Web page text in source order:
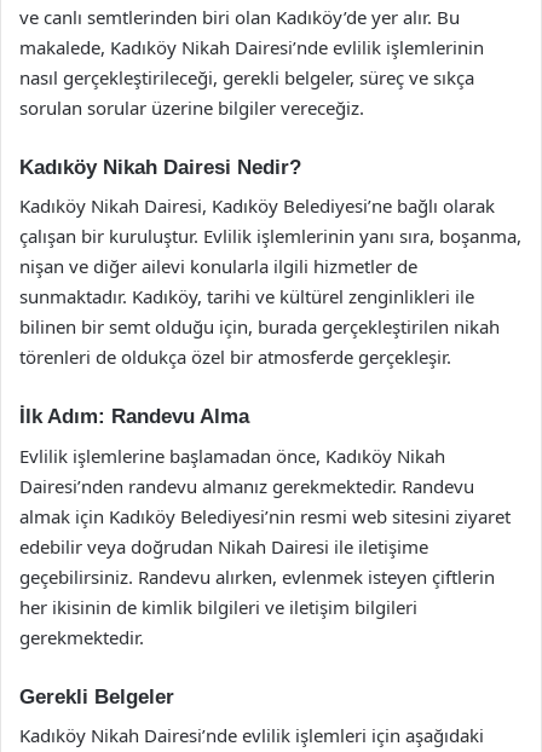
ve canlı semtlerinden biri olan Kadıköy’de yer alır. Bu
makalede, Kadıköy Nikah Dairesi’nde evlilik işlemlerinin
nasıl gerçekleştirileceği, gerekli belgeler, süreç ve sıkça
sorulan sorular üzerine bilgiler vereceğiz.
Kadıköy Nikah Dairesi Nedir?
Kadıköy Nikah Dairesi, Kadıköy Belediyesi’ne bağlı olarak
çalışan bir kuruluştur. Evlilik işlemlerinin yanı sıra, boşanma,
nişan ve diğer ailevi konularla ilgili hizmetler de
sunmaktadır. Kadıköy, tarihi ve kültürel zenginlikleri ile
bilinen bir semt olduğu için, burada gerçekleştirilen nikah
törenleri de oldukça özel bir atmosferde gerçekleşir.
İlk Adım: Randevu Alma
Evlilik işlemlerine başlamadan önce, Kadıköy Nikah
Dairesi’nden randevu almanız gerekmektedir. Randevu
almak için Kadıköy Belediyesi’nin resmi web sitesini ziyaret
edebilir veya doğrudan Nikah Dairesi ile iletişime
geçebilirsiniz. Randevu alırken, evlenmek isteyen çiftlerin
her ikisinin de kimlik bilgileri ve iletişim bilgileri
gerekmektedir.
Gerekli Belgeler
Kadıköy Nikah Dairesi’nde evlilik işlemleri için aşağıdaki